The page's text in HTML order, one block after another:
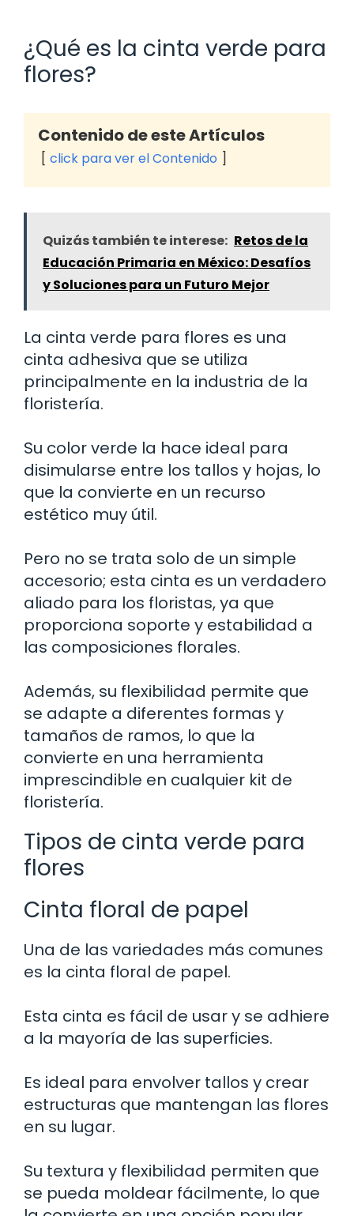
¿Qué es la cinta verde para
flores?
Contenido de este Artículos
click para ver el Contenido
Quizás también te interese: Retos de la
Educación Primaria en México: Desafíos
y Soluciones para un Futuro Mejor
La cinta verde para flores es una
cinta adhesiva que se utiliza
principalmente en la industria de la
floristería.
Su color verde la hace ideal para
disimularse entre los tallos y hojas, lo
que la convierte en un recurso
estético muy útil.
Pero no se trata solo de un simple
accesorio; esta cinta es un verdadero
aliado para los floristas, ya que
proporciona soporte y estabilidad a
las composiciones florales.
Además, su flexibilidad permite que
se adapte a diferentes formas y
tamaños de ramos, lo que la
convierte en una herramienta
imprescindible en cualquier kit de
floristería.
Tipos de cinta verde para
flores
Cinta floral de papel
Una de las variedades más comunes
es la cinta floral de papel.
Esta cinta es fácil de usar y se adhiere
a la mayoría de las superficies.
Es ideal para envolver tallos y crear
estructuras que mantengan las flores
en su lugar.
Su textura y flexibilidad permiten que
se pueda moldear fácilmente, lo que